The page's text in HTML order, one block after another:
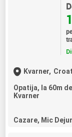
Kvarner,
Opatija, la 60m
Kvarner
Cazare, Mic